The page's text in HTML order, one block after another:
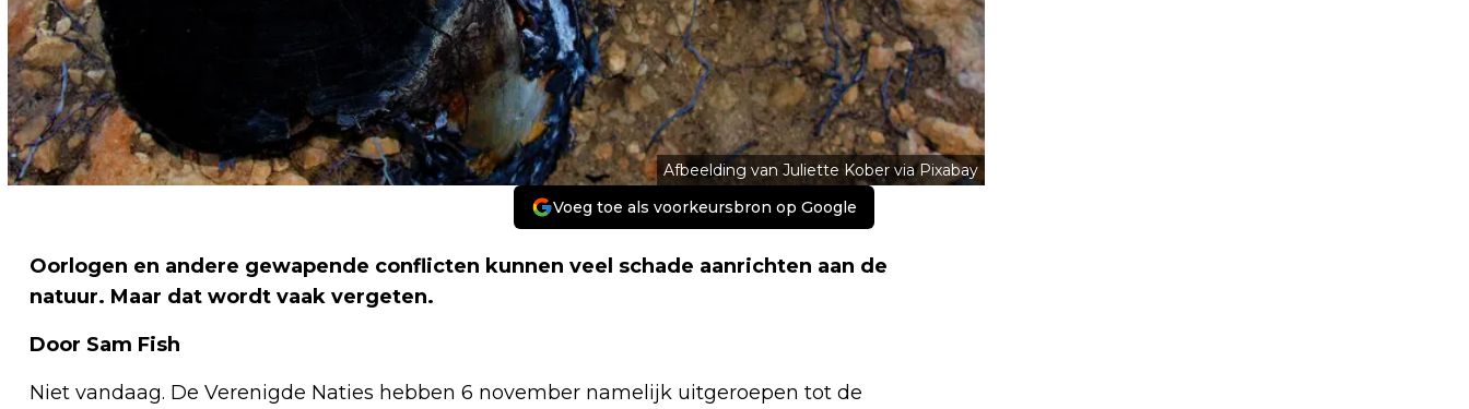
Afbeelding van Juliette Kober via Pixabay
Voeg toe als voorkeursbron op Google
Oorlogen en andere gewapende conflicten kunnen veel schade aanrichten aan de
natuur. Maar dat wordt vaak vergeten.
Door Sam Fish
Niet vandaag. De Verenigde Naties hebben 6 november namelijk uitgeroepen tot de